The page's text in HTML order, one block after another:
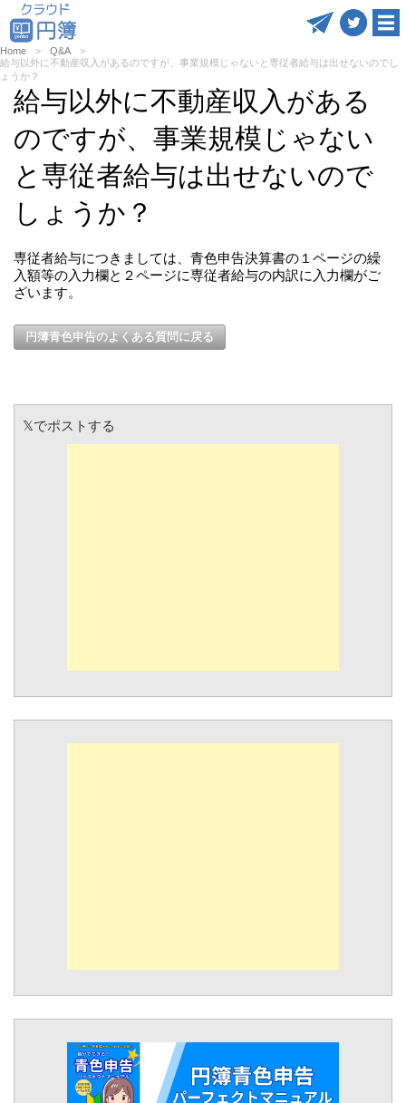
Home
Q&A
給与以外に不動産収入があるのですが、事業規模じゃないと専従者給与は出せないのでし
ょうか？
給与以外に不動産収入がある
のですが、事業規模じゃない
と専従者給与は出せないので
しょうか？
専従者給与につきましては、青色申告決算書の１ページの繰
入額等の入力欄と２ページに専従者給与の内訳に入力欄がご
ざいます。
円簿青色申告のよくある質問に戻る
𝕏でポストする